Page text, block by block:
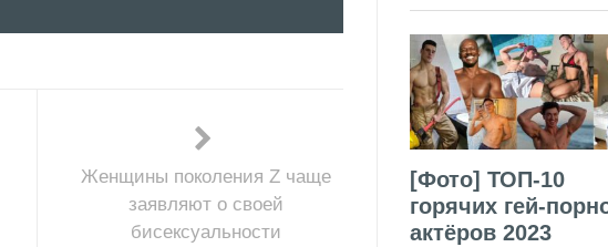
Женщины поколения Z чаще
заявляют о своей
бисексуальности
[Фото] ТОП-10
горячих гей-
актёров 2023